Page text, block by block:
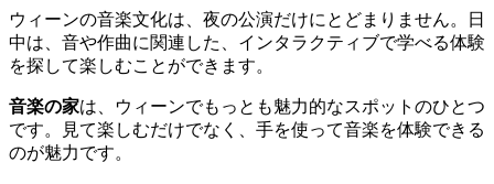
ウィーンの音楽文化は、夜の公演だけにとどまりません。日
中は、音や作曲に関連した、インタラクティブで学べる体験
を探して楽しむことができます。
音楽の家は、ウィーンでもっとも魅力的なスポットのひとつ
です。見て楽しむだけでなく、手を使って音楽を体験できる
のが魅力です。